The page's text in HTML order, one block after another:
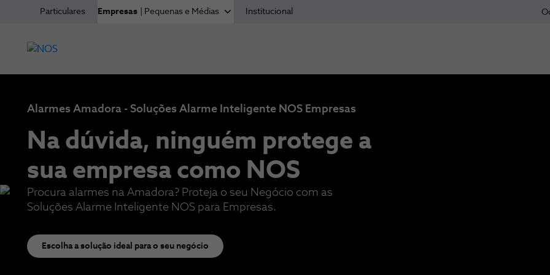
Particulares Empresas | Pequenas e Médias Institucional
Alarmes Amadora - Soluções Alarme Inteligente NOS Empresas
Na dúvida, ninguém protege a
sua empresa​ como NOS
Procura alarmes na Amadora? Proteja o seu Negócio com as
Soluções Alarme Inteligente NOS para Empresas.
Escolha a solução ideal para o seu negócio